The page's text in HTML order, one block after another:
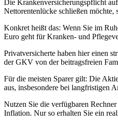
Die Krankenversicherungspflicht
Nettorentenlücke schließen
Konkret heißt das: Wenn Sie im
Euro geht für Kranken- und
Privatversicherte haben hier einen
der GKV von der beitragsfreien
Für die meisten Sparer gilt: Die
aus, insbesondere bei langfristigen
Nutzen Sie die verfügbaren
Inflation. Nur so erhalten Sie ein